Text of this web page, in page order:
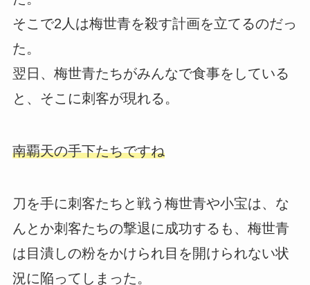
そこで2人は梅世青を殺す計画を立てるのだっ
た。
翌日、梅世青たちがみんなで食事をしている
と、そこに刺客が現れる。
南覇天の手下たちですね
刀を手に刺客たちと戦う梅世青や小宝は、な
んとか刺客たちの撃退に成功するも、梅世青
は目潰しの粉をかけられ目を開けられない状
況に陥ってしまった。